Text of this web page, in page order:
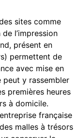
sites comme
l’impression
présent en
permettent de
avec mise en
peut y rassembler
premières heures
à domicile.
française
malles à trésors